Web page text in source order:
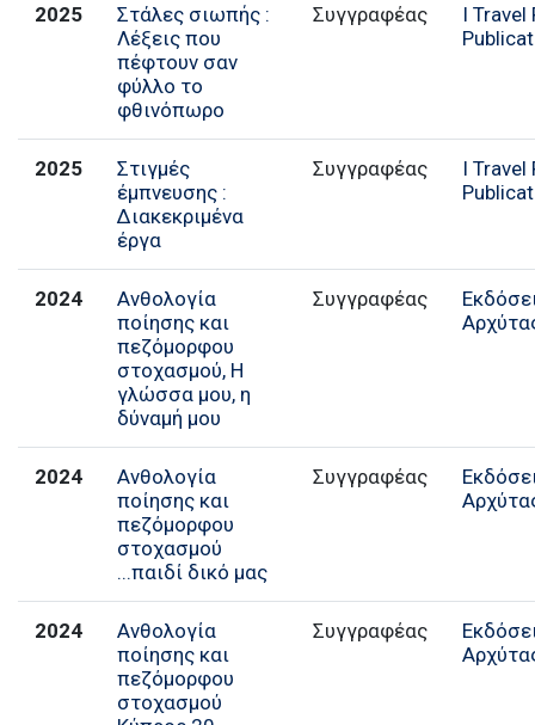
2025
Στάλες σιωπής :
Λέξεις που
πέφτουν σαν
φύλλο το
φθινόπωρο
I Travel
2025
Στιγμές
έμπνευσης :
Διακεκριμένα
έργα
I Travel
2024
Ανθολογία
ποίησης και
πεζόμορφου
στοχασμού, Η
γλώσσα μου, η
δύναμή μου
2024
Ανθολογία
ποίησης και
πεζόμορφου
στοχασμού
...παιδί δικό μας
2024
Ανθολογία
ποίησης και
πεζόμορφου
στοχασμού